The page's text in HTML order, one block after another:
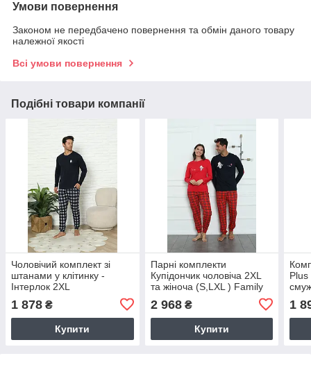
Умови повернення
Законом не передбачено повернення та обмін даного товару
належної якості
Всі умови повернення
Подібні товари компанії
Чоловічий комплект зі
штанами у клітинку -
Інтерлок 2XL
1 878 ₴
Купити
Парні комплекти
Купідончик чоловіча 2XL
та жіноча (S,LXL ) Family
look зі штанами в клітинку
2 968₴
Купити
1